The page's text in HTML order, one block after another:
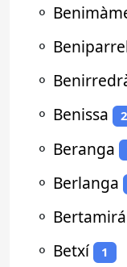
⚬
⚬
⚬
⚬ Benissa 2
⚬ Beranga
⚬ Berlanga
⚬
⚬ Betxí 1